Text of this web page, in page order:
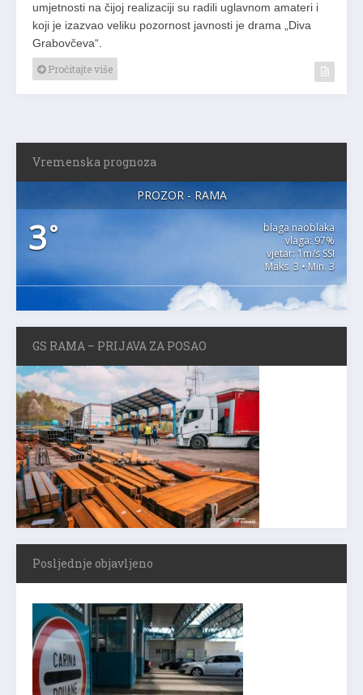
umjetnosti na čijoj realizaciji su radili uglavnom amateri i
koji je izazvao veliku pozornost javnosti je drama „Diva
Grabovčeva“.
Pročitajte više
Vremenska prognoza
PROZOR - RAMA
3°
blaga naoblaka
vlaga: 97%
vjetar: 1m/s SSI
Maks. 3 • Min. 3
GS RAMA – PRIJAVA ZA POSAO
Posljednje objavljeno